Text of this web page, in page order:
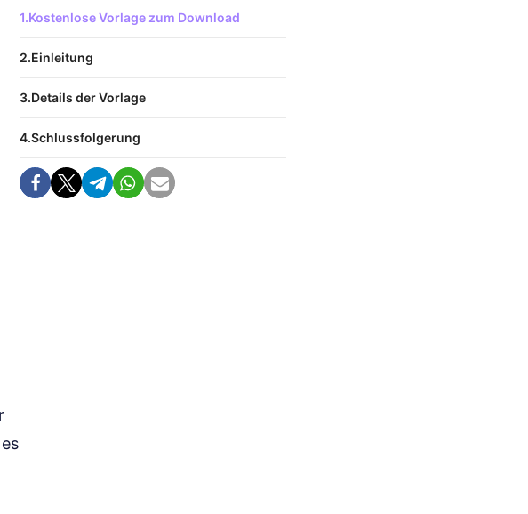
Kostenlose Vorlage zum Download
Einleitung
Details der Vorlage
Schlussfolgerung